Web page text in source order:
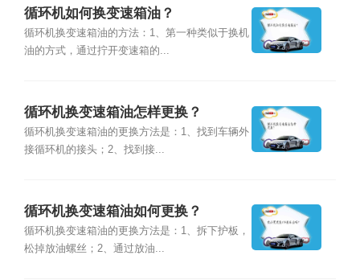
循环机如何换变速箱油？
循环机换变速箱油的方法：1、第一种类似于换机
油的方式，通过拧开变速箱的...
循环机换变速箱油怎样更换？
循环机换变速箱油的更换方法是：1、找到车辆外
接循环机的接头；2、找到接...
循环机换变速箱油如何更换？
循环机换变速箱油的更换方法是：1、拆下护板，
松掉放油螺丝；2、通过放油...